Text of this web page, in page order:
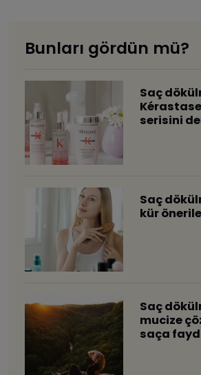
Bunları gördün mü?
Saç
serisini
Saç
kür
Saç
mucize
saça